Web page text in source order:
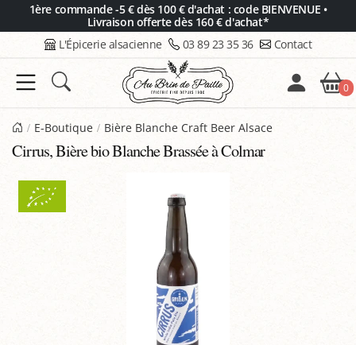
1ère commande -5 € dès 100 € d'achat : code BIENVENUE •
Livraison offerte dès 160 € d'achat*
L'Épicerie alsacienne 03 89 23 35 36 Contact
0
E-Boutique Bière Blanche Craft Beer Alsace
Cirrus, Bière bio Blanche Brassée à Colmar
Panneau de gestion des cookies